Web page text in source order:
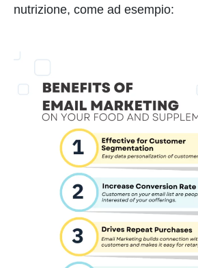
nutrizione, come ad esempio: